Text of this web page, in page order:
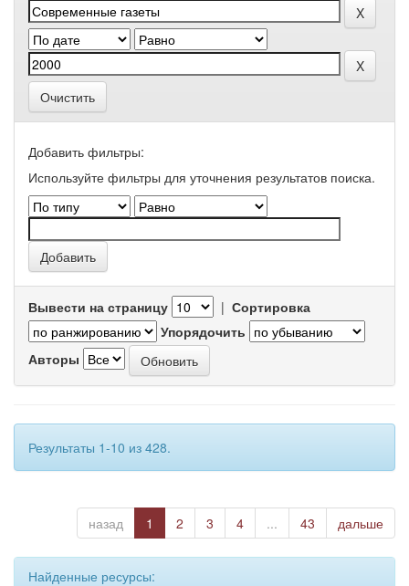
Очистить
Добавить фильтры:
Используйте фильтры для уточнения результатов поиска.
Вывести на страницу | Сортировка
Упорядочить
Авторы
Результаты 1-10 из 428.
назад 1 2 3 4 ... 43 дальше
Найденные ресурсы: